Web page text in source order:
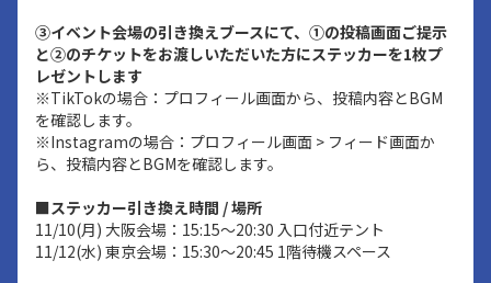
③イベント会場の引き換えブースにて、①の投稿画面ご提示
と②のチケットをお渡しいただいた方にステッカーを1枚プ
レゼントします
※TikTokの場合：プロフィール画面から、投稿内容とBGM
を確認します。
※Instagramの場合：プロフィール画面 > フィード画面か
ら、投稿内容とBGMを確認します。
■ステッカー引き換え時間 / 場所
11/10(月) 大阪会場：15:15～20:30 入口付近テント
11/12(水) 東京会場：15:30～20:45 1階待機スペース